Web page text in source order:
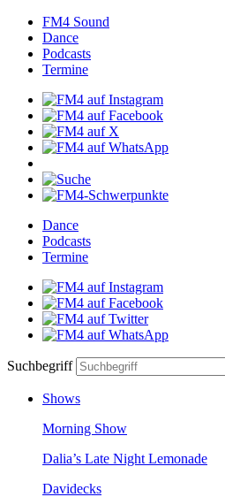
FM4Sound
Dance
Podcasts
Termine
Dance
Podcasts
Termine
Suchbegriff
Shows
MorningShow
Dalia’sLateNightLemonade
Davidecks